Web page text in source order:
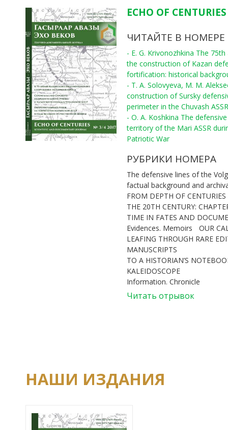
ECHO OF
ЧИТАЙТЕ В НОМЕРЕ
- E. G. Krivonozhkina The
the construction of Kazan
fortification: historical
- T. A. Solovyeva, M. M.
construction of Sursky
perimeter in the Chuvash ASSR
- O. A. Koshkina The
territory of the Mari ASSR
Patriotic War
РУБРИКИ НОМЕРА
The defensive lines of the
factual background and
FROM DEPTH OF CENTURIES
THE 20TH CENTURY:
TIME IN FATES AND
Evidences. Memoirs
OUR
LEAFING THROUGH RARE
MANUSCRIPTS
TO A HISTORIAN’S
KALEIDOSCOPE
Information. Chronicle
Читать отрывок
НАШИ ИЗДАНИЯ